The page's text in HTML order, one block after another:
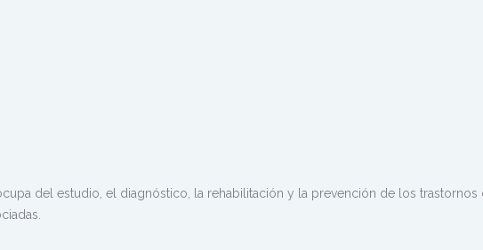
del estudio, el diagnóstico, la rehabilitación y la prevención de los trastornos